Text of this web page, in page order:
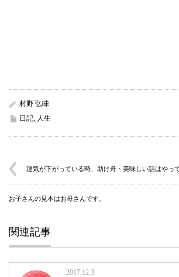
村野 弘味
日記
人生
運気が下がっている時、助け舟・美味しい話はやっ
お子さんの見本はお母さんです。
関連記事
2017.12.3